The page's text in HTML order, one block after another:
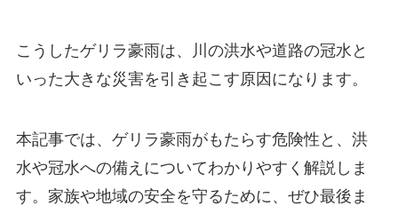
こうしたゲリラ豪雨は、川の洪水や道路の冠水と
いった大きな災害を引き起こす原因になります。
本記事では、ゲリラ豪雨がもたらす危険性と、洪
水や冠水への備えについてわかりやすく解説しま
す。家族や地域の安全を守るために、ぜひ最後ま